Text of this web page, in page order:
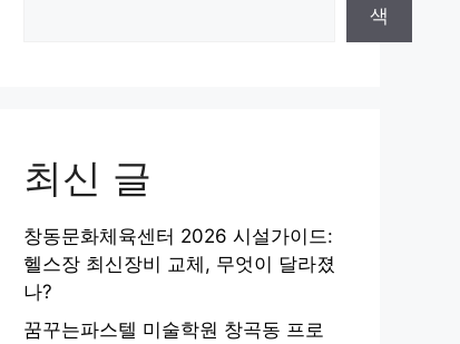
색
최신 글
창동문화체육센터 2026 시설가이드:
헬스장 최신장비 교체, 무엇이 달라졌
나?
꿈꾸는파스텔 미술학원 창곡동 프로